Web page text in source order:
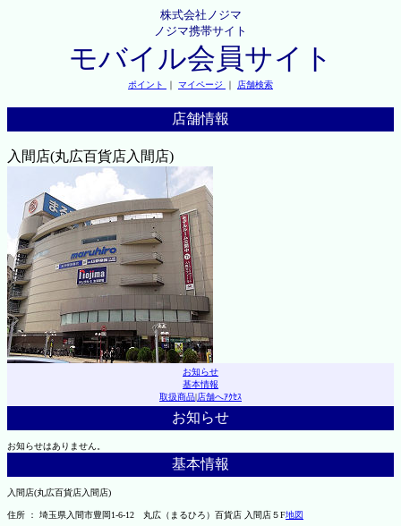
株式会社ノジマ
ノジマ携帯サイト
モバイル会員サイト
ポイント ｜ マイページ ｜ 店舗検索
店舗情報
入間店(丸広百貨店入間店)
お知らせ
基本情報
取扱商品|店舗へｱｸｾｽ
お知らせ
お知らせはありません。
基本情報
入間店(丸広百貨店入間店)
住所 ： 埼玉県入間市豊岡1-6-12 丸広（まるひろ）百貨店 入間店５F地図